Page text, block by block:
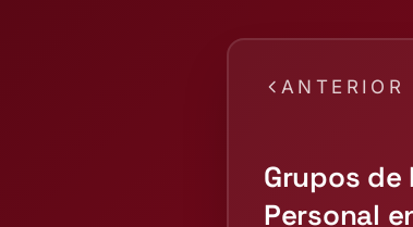
ANTERIOR
Grupos
Personal